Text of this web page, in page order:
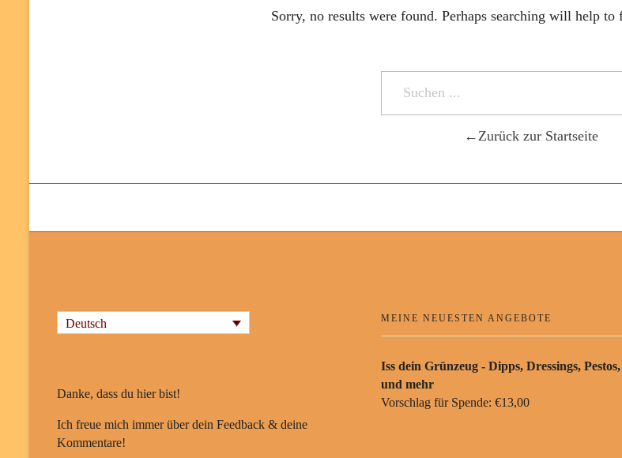
Sorry, no results were found. Perhaps searching will help
Zurück zur Startseite
Deutsch
Danke, dass du hier bist!
Ich freue mich immer über dein Feedback & deine
Kommentare!
MEINE NEUESTEN ANGEBOTE
Iss dein Grünzeug - Dipps, Dressings, Pestos,
und mehr
Vorschlag für Spende: €13,00